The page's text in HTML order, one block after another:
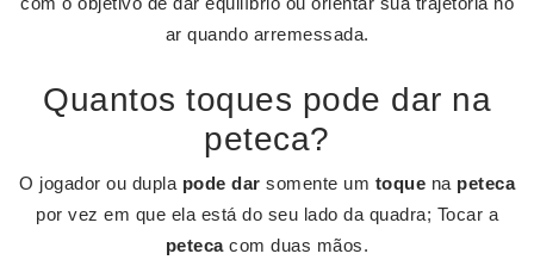
ar quando arremessada.
Quantos toques pode dar na
peteca?
O jogador ou dupla pode dar somente um toque na peteca
por vez em que ela está do seu lado da quadra; Tocar a
petecacom duas mãos.